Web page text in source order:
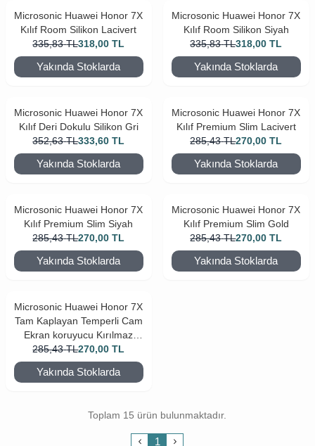
Microsonic Huawei Honor 7X
Kılıf Room Silikon Lacivert
335,83 TL318,00 TL
Yakında Stoklarda
Microsonic Huawei Honor 7X
Kılıf Room Silikon Siyah
335,83 TL318,00 TL
Yakında Stoklarda
Microsonic Huawei Honor 7X
Kılıf Deri Dokulu Silikon Gri
352,63 TL333,60 TL
Yakında Stoklarda
Microsonic Huawei Honor 7X
Kılıf Premium Slim Lacivert
285,43 TL270,00 TL
Yakında Stoklarda
Microsonic Huawei Honor 7X
Kılıf Premium Slim Siyah
285,43 TL270,00 TL
Yakında Stoklarda
Microsonic Huawei Honor 7X
Kılıf Premium Slim Gold
285,43 TL270,00 TL
Yakında Stoklarda
Microsonic Huawei Honor 7X
Tam Kaplayan Temperli Cam
Ekran koruyucu Kırılmaz
Film Beyaz
285,43 TL270,00 TL
Yakında Stoklarda
Toplam 15 ürün bulunmaktadır.
1